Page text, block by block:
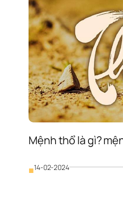
Mệnh thổ là gì?
■14-02-2024